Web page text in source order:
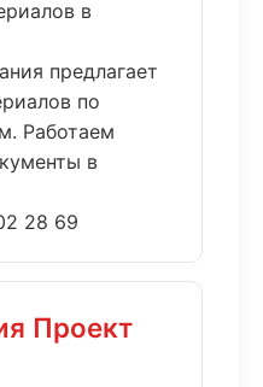
в
предлагает
по
Работаем
в
28 69
Проект